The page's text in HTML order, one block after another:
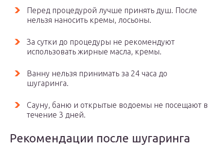
Перед процедурой лучше принять душ. После
нельзя наносить кремы, лосьоны.
За сутки до процедуры не рекомендуют
использовать жирные масла, кремы.
Ванну нельзя принимать за 24 часа до
шугаринга.
Сауну, баню и открытые водоемы не посещают в
течение 3 дней.
Рекомендации после шугаринга